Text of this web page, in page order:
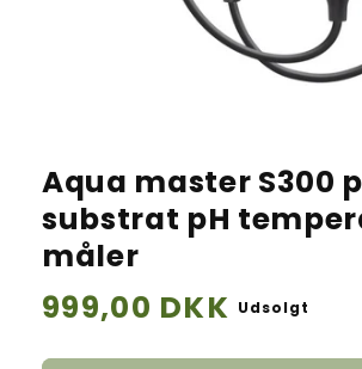
Aqua master S300
substrat pH
måler
Normalpris
999,00 DKK Udsolgt